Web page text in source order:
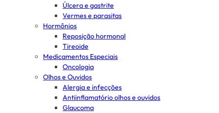
Úlcera e gastrite
Vermes e parasitas
Hormônios
Reposição hormonal
Tireoide
Medicamentos Especiais
Oncologia
Olhos e Ouvidos
Alergia e infecções
Antiinflamatório olhos e ouvidos
Glaucoma